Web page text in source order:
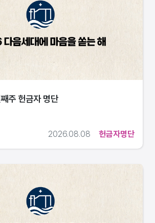
헌금자명단
2026.08.08
주 헌금자 명단